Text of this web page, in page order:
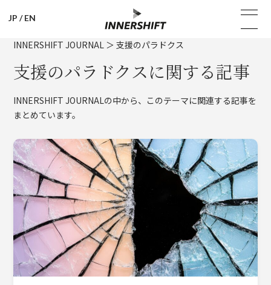
JP /EN
INNERSHIFT JOURNAL ＞ 支援のパラドクス
支援のパラドクスに関する記事
INNERSHIFT JOURNALの中から、このテーマに関連する記事を
まとめています。